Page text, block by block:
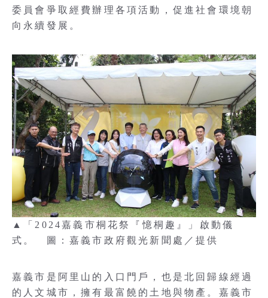
委員會爭取經費辦理各項活動，促進社會環境朝
向永續發展。
▲「2024嘉義市桐花祭『憶桐趣』」啟動儀
式。 圖：嘉義市政府觀光新聞處／提供
嘉義市是阿里山的入口門戶，也是北回歸線經過
的人文城市，擁有最富饒的土地與物產。嘉義市